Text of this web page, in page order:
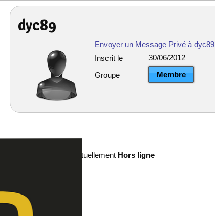
dyc89
Envoyer un Message Privé à dyc89
Inscrit le
30/06/2012
Groupe Membre
dyc89 est actuellement Hors ligne